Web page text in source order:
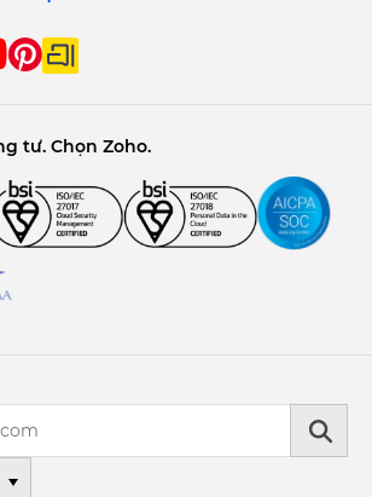
tư. Chọn Zoho.